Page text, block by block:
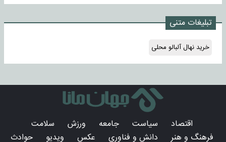
تبلیغات متنی
خرید نهال آلبالو محلی
اقتصاد سیاست جامعه ورزش
سلامت
فرهنگ و هنر
دانش و فناوری عکس ویدیو حوادث